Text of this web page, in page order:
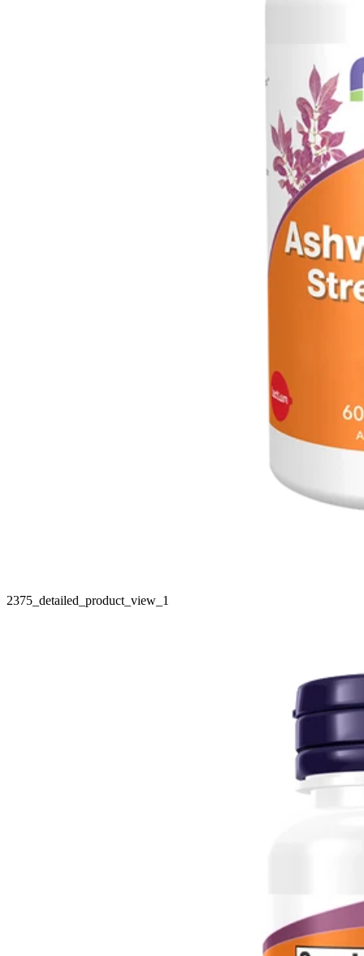
2375_detailed_product_view_1